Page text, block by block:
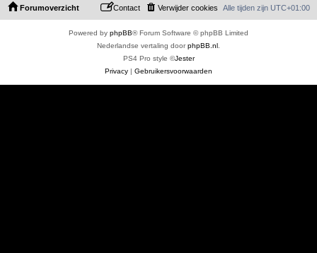
Forumoverzicht Alle tijden zijn UTC+01:00
Verwijder cookies
Contact
Powered by phpBB® Forum Software © phpBB Limited
Nederlandse vertaling doorphpBB.nl
PS4 Pro style ©Jester
Privacy | Gebruikersvoorwaarden